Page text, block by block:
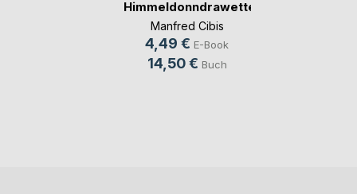
Himmeldonndrawetternocheins
Manfred Cibis
4,49 € E-Book
14,50 € Buch